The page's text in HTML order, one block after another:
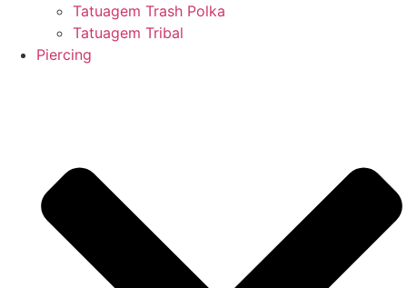
Tatuagem Trash Polka
Tatuagem Tribal
Piercing